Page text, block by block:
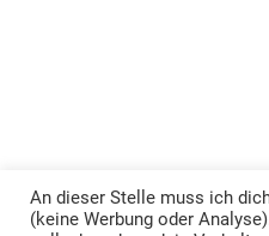
WordPress-Theme:
An dieser Stelle muss ich
(keine Werbung oder